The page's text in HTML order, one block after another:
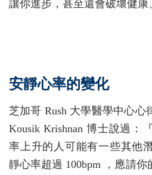
讓你進步，甚至還會破壞健康
安靜心率的變化
芝加哥 Rush 大學醫學中心心
Kousik Krishnan 博士說過：
率上升的人可能有一些其他
靜心率超過 100bpm ，應請